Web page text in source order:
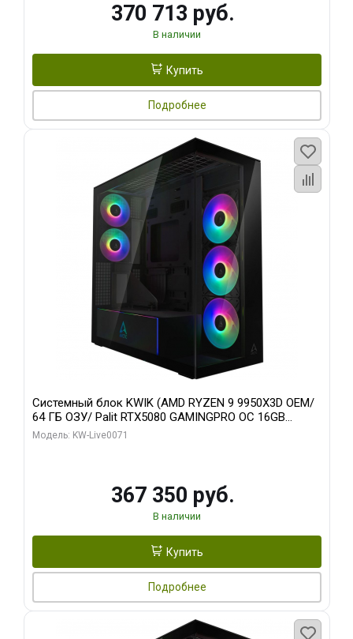
370 713 руб.
В наличии
Купить
Подробнее
Системный блок KWIK (AMD RYZEN 9 9950X3D OEM/
64 ГБ ОЗУ/ Palit RTX5080 GAMINGPRO OC 16GB
GDDR7 256bit 3xDP HD/ 960 ГБ SSD)
Модель: KW-Live0071
367 350 руб.
В наличии
Купить
Подробнее